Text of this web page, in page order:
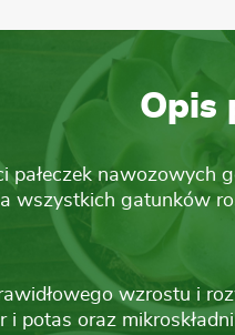
Opis
pałeczek nawozowych
wszystkich gatunków
wzrostu i
i potas oraz